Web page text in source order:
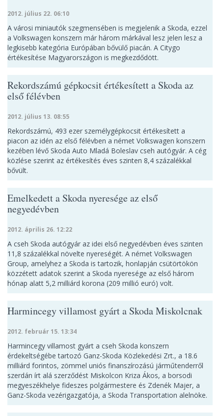
2012. július 22. 06:10
A városi miniautók szegmensében is megjelenik a Skoda, ezzel
a Volkswagen konszern már három márkával lesz jelen lesz a
legkisebb kategória Európában bővülő piacán. A Citygo
értékesítése Magyarországon is megkezdődött.
Rekordszámú gépkocsit értékesített a Skoda az
első félévben
2012. július 13. 08:55
Rekordszámú, 493 ezer személygépkocsit értékesített a
piacon az idén az első félévben a német Volkswagen konszern
kezében lévő Skoda Auto Mladá Boleslav cseh autógyár. A cég
közlése szerint az értékesítés éves szinten 8,4 százalékkal
bővült.
Emelkedett a Skoda nyeresége az első
negyedévben
2012. április 26. 12:22
A cseh Skoda autógyár az idei első negyedévben éves szinten
11,8 százalékkal növelte nyereségét. A német Volkswagen
Group, amelyhez a Skoda is tartozik, honlapján csütörtökön
közzétett adatok szerint a Skoda nyeresége az első három
hónap alatt 5,2 milliárd korona (209 millió euró) volt.
Harmincegy villamost gyárt a Skoda Miskolcnak
2012. február 15. 13:34
Harmincegy villamost gyárt a cseh Skoda konszern
érdekeltségébe tartozó Ganz-Skoda Közlekedési Zrt., a 18.6
milliárd forintos, zömmel uniós finanszírozású járműtenderről
szerdán írt alá szerződést Miskolcon Kriza Ákos, a borsodi
megyeszékhelye fideszes polgármestere és Zdenék Majer, a
Ganz-Skoda vezérigazgatója, a Skoda Transportation alelnöke.